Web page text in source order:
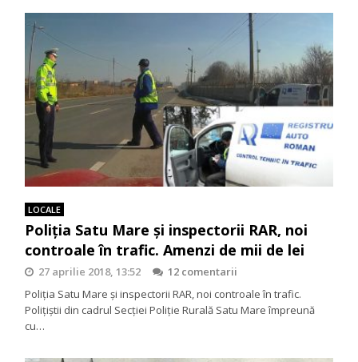
LOCALE
Poliția Satu Mare și inspectorii RAR, noi
controale în trafic. Amenzi de mii de lei
27 aprilie 2018, 13:52
12 comentarii
Poliția Satu Mare și inspectorii RAR, noi controale în trafic.
Polițiștii din cadrul Secției Poliție Rurală Satu Mare împreună
cu…